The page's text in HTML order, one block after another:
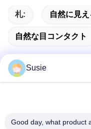
札: 自然に見
自然な目コンタクト
住所
Susie
Good day, what product